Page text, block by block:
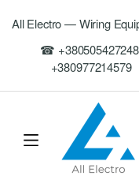
navigation
All Electro — Wiring
☎
+380977214579